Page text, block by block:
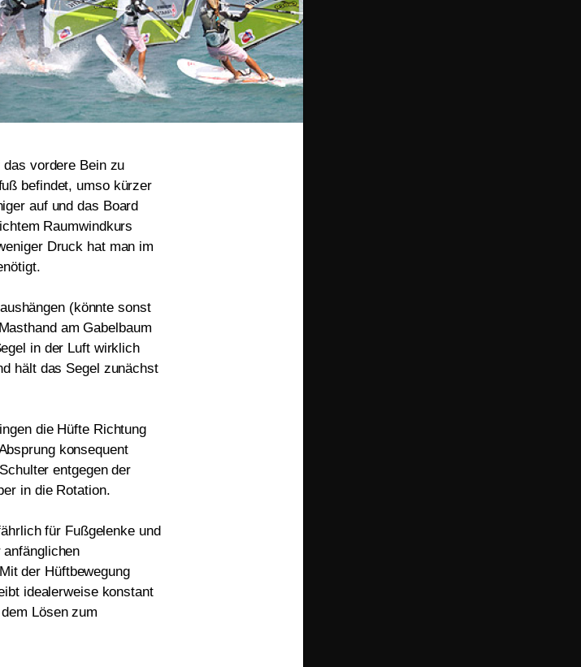
vordere Bein zu
befindet, umso kürzer
auf und das Board
Raumwindkurs
Druck hat man im
(könnte sonst
am Gabelbaum
in der Luft wirklich
hält das Segel zunächst
die Hüfte Richtung
konsequent
entgegen der
in die Rotation.
für Fußgelenke und
der Hüftbewegung
idealerweise konstant
Lösen zum